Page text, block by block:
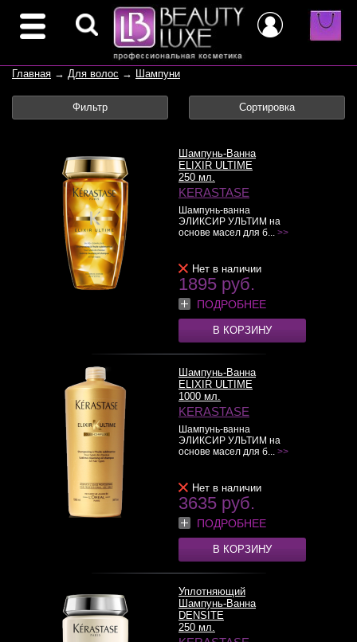
Главная → Для волос → Шампуни
Фильтр Сортировка
Шампунь-Ванна
ELIXIR ULTIME
250 мл.
KERASTASE
Шампунь-ванна
ЭЛИКСИР УЛЬТИМ на
основе масел для б... >>
Нет в наличии
1895 руб.
ПОДРОБНЕЕ
В КОРЗИНУ
Шампунь-Ванна
ELIXIR ULTIME
1000 мл.
KERASTASE
Шампунь-ванна
ЭЛИКСИР УЛЬТИМ на
основе масел для б... >>
Нет в наличии
3635 руб.
ПОДРОБНЕЕ
В КОРЗИНУ
Уплотняющий
Шампунь-Ванна
DENSITE
250 мл.